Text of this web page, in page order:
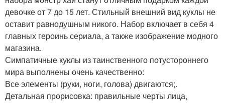
девочке от 7 до 15 лет. Стильный внешний вид куклы не
оставит равнодушным никого. Набор включает в себя 4
главных героинь сериала, а также изображение модного
магазина.
Симпатичные куклы из таинственного потустороннего
мира выполнены очень качественно:
Все элементы (руки, ноги, голова) двигаются;.
Детальная прорисовка: правильные черты лица,